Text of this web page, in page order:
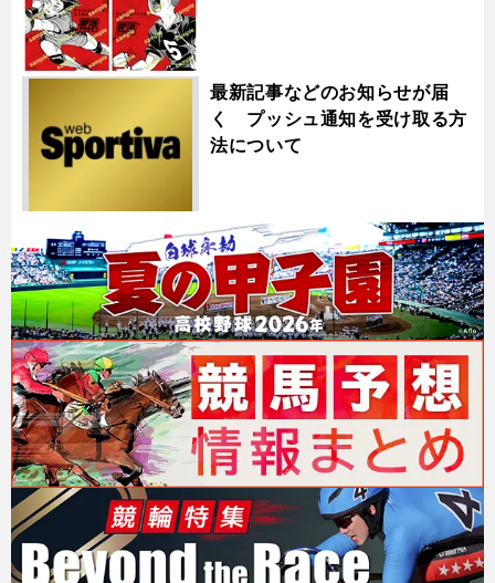
最新記事などのお知らせが届
く プッシュ通知を受け取る方
法について